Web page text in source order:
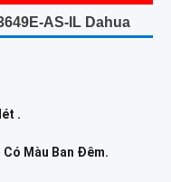
AS-IL Dahua
.
Màu Ban Ðêm.